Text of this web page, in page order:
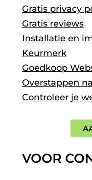
Gratis privacy
Gratis reviews
Installatie en
Keurmerk
Goedkoop
Overstappen
Controleer je
VOOR